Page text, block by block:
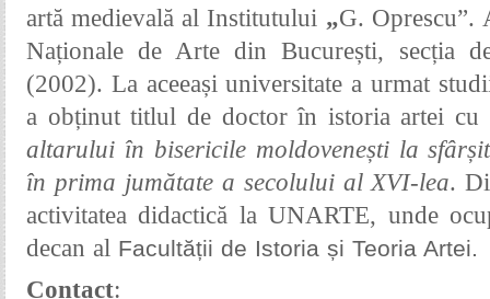
artă medievală al Institutului „G. Oprescu”.
Naționale de Arte din București, secția
(2002). La aceeași universitate a urmat
a obținut titlul de doctor în istoria artei
altarului în bisericile moldovenești la
în prima jumătate a secolului al XVI-lea.
activitatea didactică la UNARTE, unde
decan al Facultății de Istoria și Teoria Artei.
Contact: